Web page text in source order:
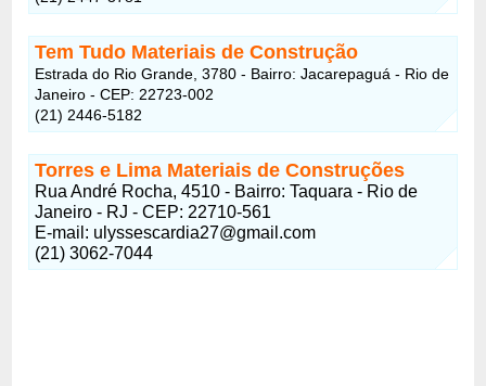
Tem Tudo Materiais de Construção
Estrada do Rio Grande, 3780 - Bairro: Jacarepaguá - Rio de
Janeiro - CEP: 22723-002
(21) 2446-5182
Torres e Lima Materiais de Construções
Rua André Rocha, 4510 - Bairro: Taquara - Rio de
Janeiro - RJ - CEP: 22710-561
E-mail: ulyssescardia27@gmail.com
(21) 3062-7044